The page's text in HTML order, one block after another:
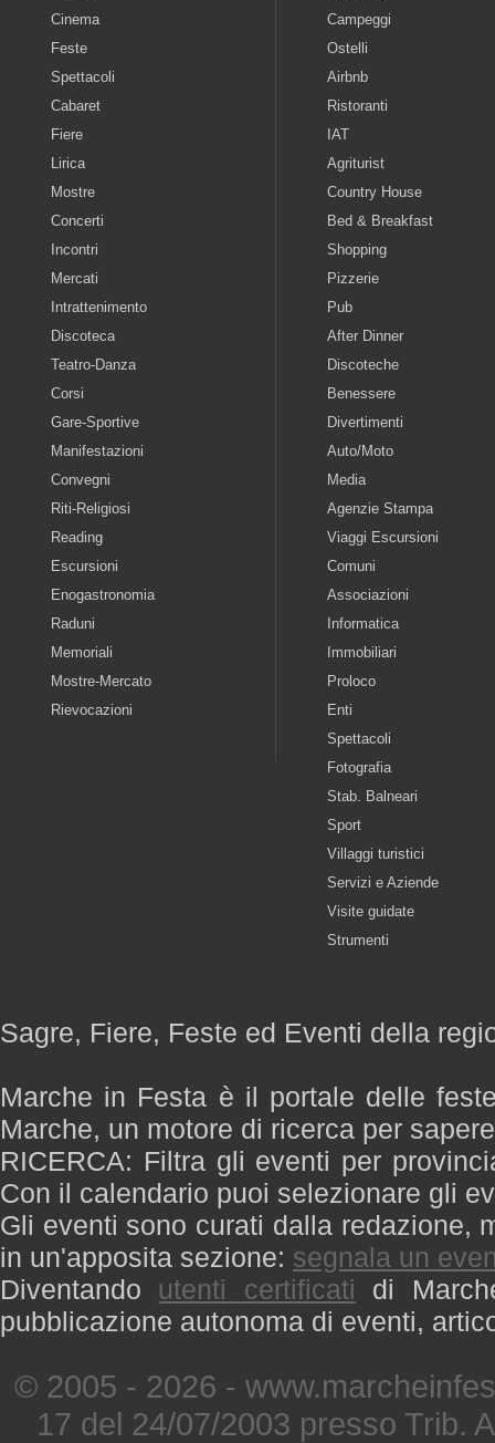
Cinema
Feste
Spettacoli
Cabaret
Fiere
Lirica
Mostre
Concerti
Incontri
Mercati
Intrattenimento
Discoteca
Teatro-Danza
Corsi
Gare-Sportive
Manifestazioni
Convegni
Riti-Religiosi
Reading
Escursioni
Enogastronomia
Raduni
Memoriali
Mostre-Mercato
Rievocazioni
Campeggi
Ostelli
Airbnb
Ristoranti
IAT
Agriturist
Country House
Bed & Breakfast
Shopping
Pizzerie
Pub
After Dinner
Discoteche
Benessere
Divertimenti
Auto/Moto
Media
Agenzie Stampa
Viaggi Escursioni
Comuni
Associazioni
Informatica
Immobiliari
Proloco
Enti
Spettacoli
Fotografia
Stab. Balneari
Sport
Villaggi turistici
Servizi e Aziende
Visite guidate
Strumenti
Sagre, Fiere, Feste ed Eventi della
Marche in Festa è il portale delle
Marche, un motore di ricerca per
RICERCA: Filtra gli eventi per
Con il calendario puoi selezionare gli
Gli eventi sono curati dalla redazione,
in un'apposita sezione: segnala un
Diventando utenti certificati di
pubblicazione autonoma di eventi,
© 2005 - 2026 -
17 del 24/07/2003 presso Trib.